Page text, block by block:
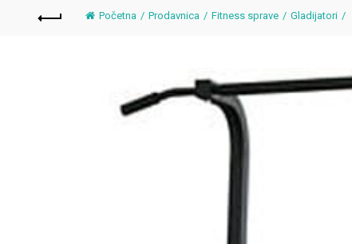
Početna Prodavnica Fitness sprave Gladijatori